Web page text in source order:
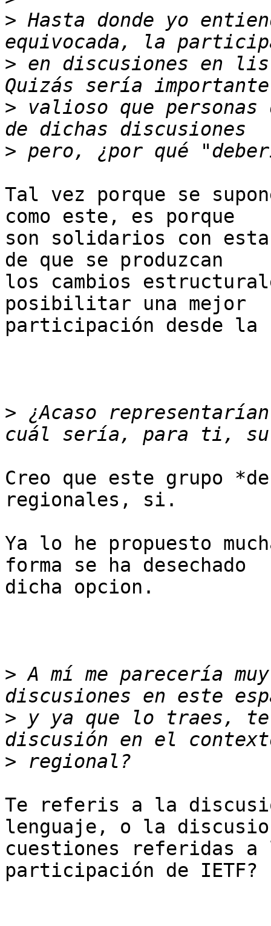
> Hasta donde yo
> en discusiones en
> valioso que
>
Tal vez porque se
como este, es porque
son solidarios con
de que se produzcan
los cambios
posibilitar una mejor
participación desde la
> ¿Acaso
Creo que este grupo
regionales, si.
Ya lo he propuesto
forma se ha desechado
dicha opcion.
> A mí me parecería
> y ya que lo traes, te
>
Te referis a la
lenguaje, o la
cuestiones referidas a
participación de IETF?